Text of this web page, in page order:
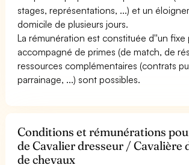
stages, représentations, ...) et un
domicile de plusieurs jours.
La rémunération est constituée d''un fixe
accompagné de primes (de match, de
ressources complémentaires (contrats
parrainage, ...) sont possibles.
Conditions et rémunérations
de Cavalier dresseur / Cavalière
de chevaux